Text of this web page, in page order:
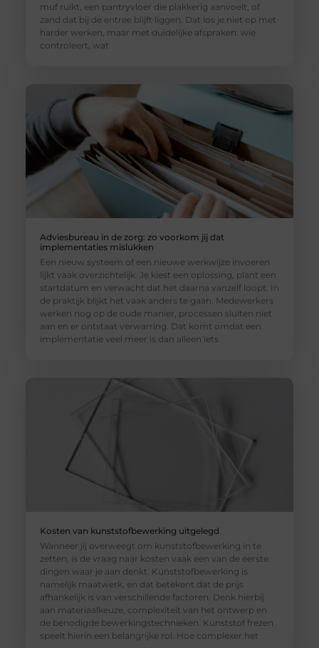
muf ruikt, een pantryvloer die plakkerig aanvoelt, of
zand dat bij de entree blijft liggen. Dat los je niet op met
harder werken, maar met duidelijke afspraken: wie
controleert, wat
Adviesbureau in de zorg: zo voorkom jij dat
implementaties mislukken
Een nieuw systeem of een nieuwe werkwijze invoeren
lijkt vaak overzichtelijk. Je kiest een oplossing, plant een
startdatum en verwacht dat het daarna vanzelf loopt. In
de praktijk blijkt het vaak anders te gaan. Medewerkers
werken nog op de oude manier, processen sluiten niet
aan en er ontstaat verwarring. Dat komt omdat een
implementatie veel meer is dan alleen iets
Kosten van kunststofbewerking uitgelegd
Wanneer jij overweegt om kunststofbewerking in te
zetten, is de vraag naar kosten vaak een van de eerste
dingen waar je aan denkt. Kunststofbewerking is
namelijk maatwerk, en dat betekent dat de prijs
afhankelijk is van verschillende factoren. Denk hierbij
aan materiaalkeuze, complexiteit van het ontwerp en
de benodigde bewerkingstechnieken. Kunststof frezen
speelt hierin een belangrijke rol. Hoe complexer het